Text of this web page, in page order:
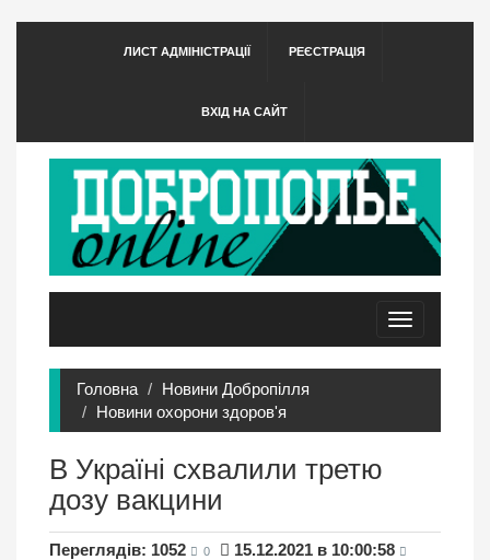
ЛИСТ АДМІНІСТРАЦІЇ РЕЄСТРАЦІЯ
ВХІД НА САЙТ
Toggle
navigation
Головна
Новини Добропілля
Новини охорони здоров'я
В Україні схвалили третю
дозу вакцини
Переглядів: 1052 0 15.12.2021 в 10:00:58